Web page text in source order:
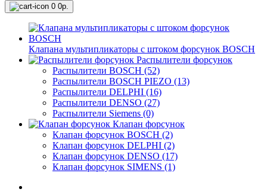
0 0р.
Клапана мультипликаторы с штоком форсунок BOSCH
Распылители форсунок
Распылители BOSCH (52)
Распылители BOSCH PIEZO (13)
Распылители DELPHI (16)
Распылители DENSO (27)
Распылители Siemens (0)
Клапан форсунок
Клапан форсунок BOSCH (2)
Клапан форсунок DELPHI (2)
Клапан форсунок DENSO (17)
Клапан форсунок SIMENS (1)